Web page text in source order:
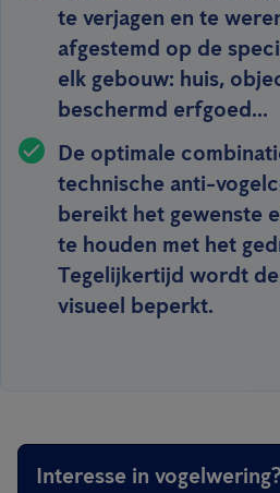
te verjagen en te
afgestemd op de
elk gebouw: huis,
beschermd erfgoed...
De optimale
technische anti-
bereikt het gewenste
te houden met het
Tegelijkertijd wordt
visueel beperkt.
Interesse in vogelwering?